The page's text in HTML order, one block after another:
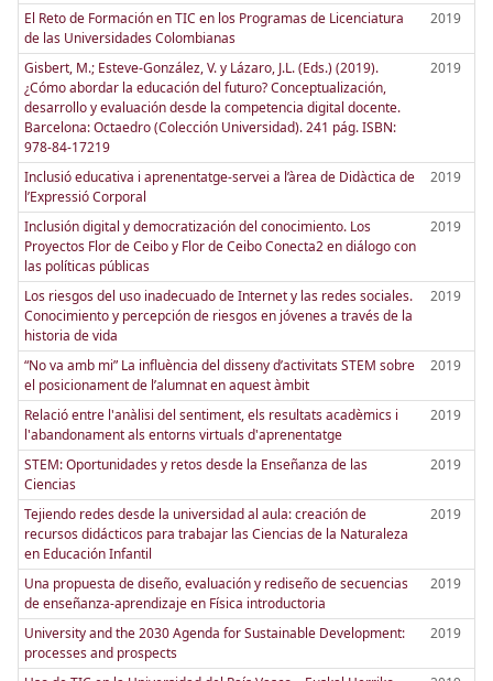
El Reto de Formación en TIC en los Programas de Licenciatura
de las Universidades Colombianas
2019
Gisbert, M.; Esteve-González, V. y Lázaro, J.L. (Eds.) (2019).
¿Cómo abordar la educación del futuro? Conceptualización,
desarrollo y evaluación desde la competencia digital docente.
Barcelona: Octaedro (Colección Universidad). 241 pág. ISBN:
978-84-17219
2019
Inclusió educativa i aprenentatge-servei a l’àrea de Didàctica de
l’Expressió Corporal
2019
Inclusión digital y democratización del conocimiento. Los
Proyectos Flor de Ceibo y Flor de Ceibo Conecta2 en diálogo con
las políticas públicas
2019
Los riesgos del uso inadecuado de Internet y las redes sociales.
Conocimiento y percepción de riesgos en jóvenes a través de la
historia de vida
2019
“No va amb mi” La influència del disseny d’activitats STEM sobre
el posicionament de l’alumnat en aquest àmbit
2019
Relació entre l'anàlisi del sentiment, els resultats acadèmics i
l'abandonament als entorns virtuals d'aprenentatge
2019
STEM: Oportunidades y retos desde la Enseñanza de las
Ciencias
2019
Tejiendo redes desde la universidad al aula: creación de
recursos didácticos para trabajar las Ciencias de la Naturaleza
en Educación Infantil
2019
Una propuesta de diseño, evaluación y rediseño de secuencias
de enseñanza-aprendizaje en Física introductoria
2019
University and the 2030 Agenda for Sustainable Development:
processes and prospects
2019